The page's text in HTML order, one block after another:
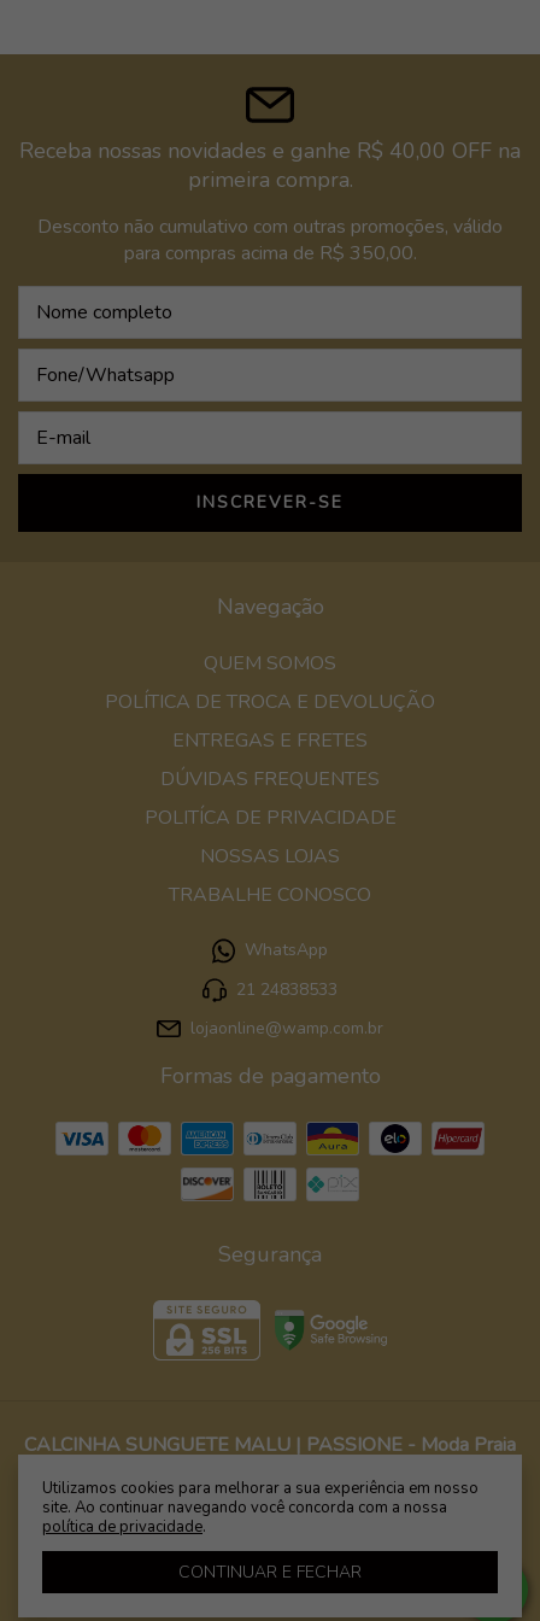
Utilizamos cookies para melhorar a sua experiência em nosso
site. Ao continuar navegando você concorda com a nossa
política de privacidade.
CONTINUAR E FECHAR
Receba nossas novidades e ganhe R$ 40,00 OFF na
primeira compra.
Desconto não cumulativo com outras promoções, válido
para compras acima de R$ 350,00.
Navegação
QUEM SOMOS
POLÍTICA DE TROCA E DEVOLUÇÃO
ENTREGAS E FRETES
DÚVIDAS FREQUENTES
POLITÍCA DE PRIVACIDADE
NOSSAS LOJAS
TRABALHE CONOSCO
WhatsApp
21 24838533
lojaonline@wamp.com.br
Formas de pagamento
Segurança
CALCINHA SUNGUETE MALU | PASSIONE - Moda Praia
Exclusivas
©2026. WAMP BIQUÍNIS & FITNESS - 09599394000110. Todos os direitos